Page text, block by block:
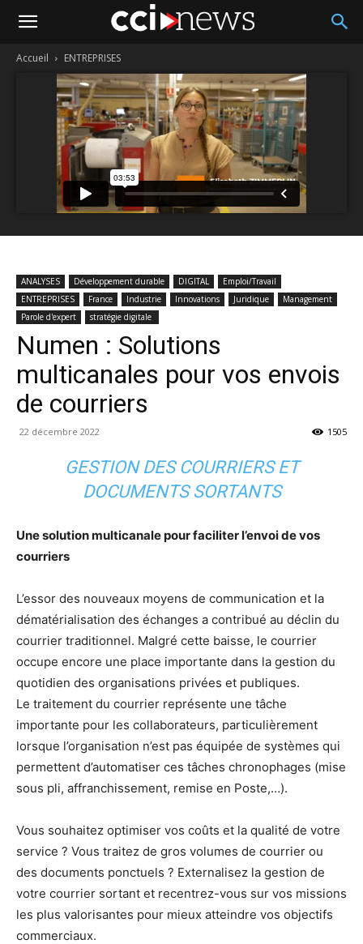
Accueil ENTREPRISES
ANALYSES Développement durable DIGITAL
Emploi/Travail
ENTREPRISES
France Industrie Innovations Juridique
Management
Parole d'expert
stratégie digitale
Numen : Solutions
multicanales pour vos envois
de courriers
22 décembre 2022 1505
GESTION DES COURRIERS ET
DOCUMENTS SORTANTS
Une solution multicanale pour faciliter​​​ l’envoi de vos
courriers​​​​
L’essor des nouveaux moyens de communication et la
dématérialisation des échanges a contribué au déclin du
courrier traditionnel. Malgré cette baisse, le courrier
occupe encore une place importante dans la gestion du
quotidien des organisations privées et publiques.
Le traitement du courrier représente une tâche
importante pour les collaborateurs, particulièrement
lorsque l’organisation n’est pas équipée de systèmes qui
permettent d’automatiser ces tâches chronophages (mise
sous pli, affranchissement, remise en Poste,…).​​​​​​​
Vous souhaitez optimiser vos coûts et la qualité de votre
service ? Vous traitez de gros volumes de courrier ou
des documents ponctuels ? Externalisez la gestion de
votre courrier sortant et recentrez-vous sur vos missions
les plus valorisantes pour mieux atteindre vos objectifs
commerciaux.